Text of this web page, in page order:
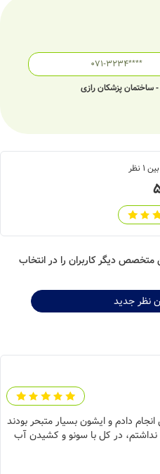
071-3234****
بین 1 نظر
دیگر کاربران را در انتخاب
نظر جدید
دادم و ایشون بسیار متبحر بودند
در کل با سونو و کشیدن آب